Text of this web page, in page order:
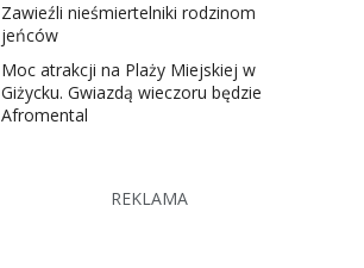
Zawieźli nieśmiertelniki rodzinom
jeńców
Moc atrakcji na Plaży Miejskiej w
Giżycku. Gwiazdą wieczoru będzie
Afromental
REKLAMA